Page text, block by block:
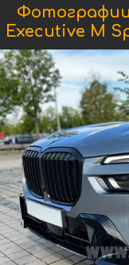
Executive M